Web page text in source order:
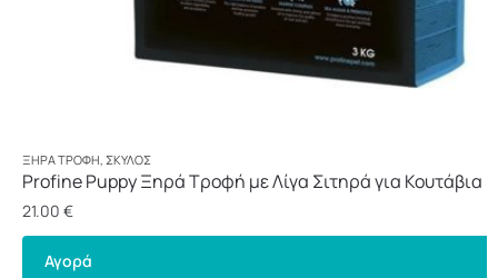
ΞΗΡΆ ΤΡΟΦΉ, ΣΚΎΛΟΣ
Profine Puppy Ξηρά Τροφή με Λίγα Σιτηρά για Κουτάβια
3kg
21.00 €
Αγορά